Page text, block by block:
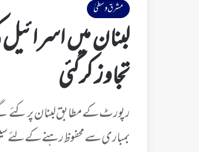
مشرق وسطیٰ
تجاوز کرگئی
رپورٹ کے مطابق لبنان پر کئے گئے
بمباری سے محفوظ رہنے کے لئے